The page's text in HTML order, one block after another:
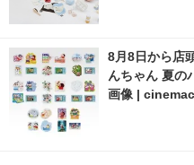
8月8日から店
んちゃん 夏の
画像 |